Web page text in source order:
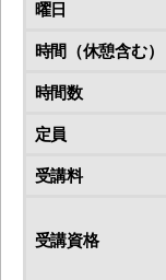
曜日
時間（休憩含む）
時間数
定員
受講料
受講資格